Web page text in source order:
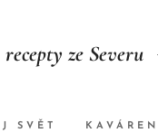
ze Severu
SVĚT